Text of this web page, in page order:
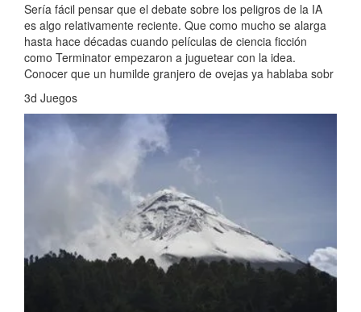
Sería fácil pensar que el debate sobre los peligros de la IA
es algo relativamente reciente. Que como mucho se alarga
hasta hace décadas cuando películas de ciencia ficción
como Terminator empezaron a juguetear con la idea.
Conocer que un humilde granjero de ovejas ya hablaba sobr
3d Juegos